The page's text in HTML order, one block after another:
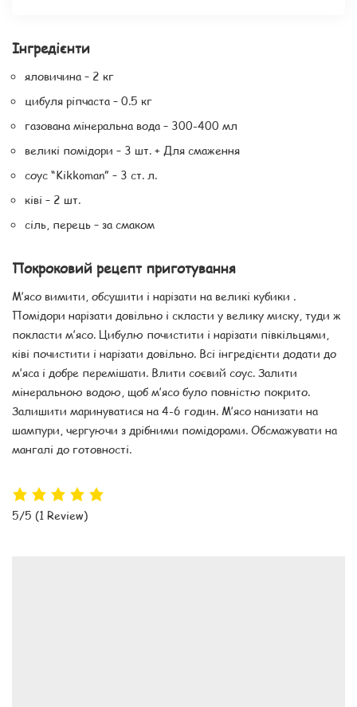
Інгредієнти
яловичина – 2 кг
цибуля ріпчаста – 0.5 кг
газована мінеральна вода – 300-400 мл
великі помідори – 3 шт. + Для смаження
соус “Kikkoman” – 3 ст. л.
ківі – 2 шт.
сіль, перець – за смаком
Покроковий рецепт приготування
М’ясо вимити, обсушити і нарізати на великі кубики .
Помідори нарізати довільно і скласти у велику миску, туди ж
покласти м’ясо. Цибулю почистити і нарізати півкільцями,
ківі почистити і нарізати довільно. Всі інгредієнти додати до
м’яса і добре перемішати. Влити соєвий соус. Залити
мінеральною водою, щоб м’ясо було повністю покрито.
Залишити маринуватися на 4-6 годин. М’ясо нанизати на
шампури, чергуючи з дрібними помідорами. Обсмажувати на
мангалі до готовності.
5/5 (1 Review)